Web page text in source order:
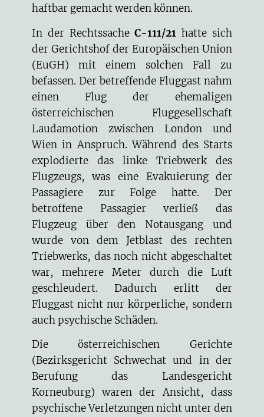
haftbar gemacht werden können.
In der RechtssacheC-111/21 hatte sich
der Gerichtshof der Europäischen Union
(EuGH) mit einem solchen Fall zu
befassen. Der betreffende Fluggast nahm
einen Flug der ehemaligen
österreichischen Fluggesellschaft
Laudamotion zwischen London und
Wien in Anspruch. Während des Starts
explodierte das linke Triebwerk des
Flugzeugs, was eine Evakuierung der
Passagiere zur Folge hatte. Der
betroffene Passagier verließ das
Flugzeug über den Notausgang und
wurde von dem Jetblast des rechten
Triebwerks, das noch nicht abgeschaltet
war, mehrere Meter durch die Luft
geschleudert. Dadurch erlitt der
Fluggast nicht nur körperliche, sondern
auch psychische Schäden.
Die österreichischen Gerichte
(Bezirksgericht Schwechat und in der
Berufung das Landesgericht
Korneuburg) waren der Ansicht, dass
psychische Verletzungen nicht unter den